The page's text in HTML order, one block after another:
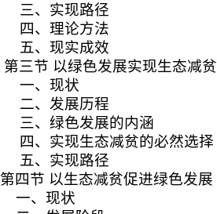
三、实现路径
四、理论方法
五、现实成效
第三节 以绿色发展实现生态减贫
一、现状
二、发展历程
三、绿色发展的内涵
四、实现生态减贫的必然选择
五、实现路径
第四节 以生态减贫促进绿色发展
一、现状